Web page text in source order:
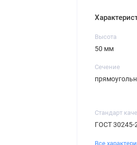
Высота
50 мм
Сечение
Стандарт
ГОСТ 30245-
Все